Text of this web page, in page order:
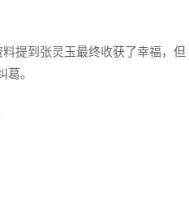
提到张灵玉最终收获了幸福，但
。